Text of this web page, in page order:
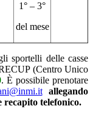
1° – 3°
del mese
sportelli delle casse
(Centro Unico
. Èpossibile prenotare
allegando
recapito telefonico.